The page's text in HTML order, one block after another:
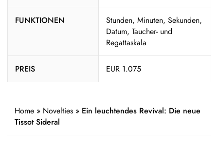
FUNKTIONEN
Stunden, Minuten, Sekunden,
Datum, Taucher- und
Regattaskala
PREIS EUR 1.075
Home » Novelties » Ein leuchtendes Revival: Die neue
Tissot Sideral